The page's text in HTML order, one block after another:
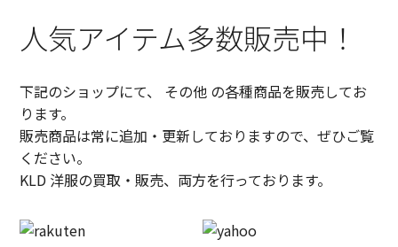
人気アイテム多数販売中！
下記のショップにて、 その他 の各種商品を販売してお
ります。
販売商品は常に追加・更新しておりますので、ぜひご覧
ください。
KLD 洋服の買取・販売、両方を行っております。